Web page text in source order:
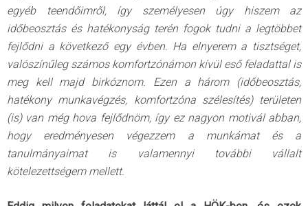
egyéb teendőimről, így személyesen úgy hiszem az
időbeosztás és hatékonyság terén fogok tudni a legtöbbet
fejlődni a következő egy évben. Ha elnyerem a tisztséget,
valószínűleg számos komfortzónámon kívül eső feladattal is
meg kell majd birkóznom. Ezen a három (időbeosztás,
hatékony munkavégzés, komfortzóna szélesítés) területen
(is) van még hova fejlődnöm, így ez nagyon motivál abban,
hogy eredményesen végezzem a munkámat és a
tanulmányaimat is valamennyi további vállalt
kötelezettségem mellett.